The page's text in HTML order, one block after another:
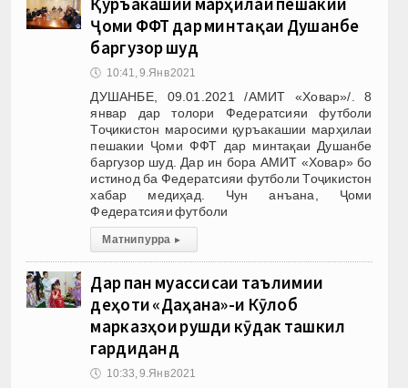
Ҷоми ФФТ дар минтақаи Душанбе
баргузор шуд
🕔 10:41, 9.Янв 2021
ДУШАНБЕ, 09.01.2021 /АМИТ «Ховар»/. 8
январ дар толори Федератсияи футболи
Тоҷикистон маросими қуръакашии марҳилаи
пешакии Ҷоми ФФТ дар минтақаи Душанбе
баргузор шуд. Дар ин бора АМИТ «Ховар» бо
истинод ба Федератсияи футболи Тоҷикистон
хабар медиҳад. Чун анъана, Ҷоми
Федератсияи футболи
Матни пурра ▸
Дар панҷ муассисаи таълимии
деҳоти «Даҳана»-и Кӯлоб
марказҳои рушди кӯдак ташкил
гардиданд
🕔 10:33, 9.Янв 2021